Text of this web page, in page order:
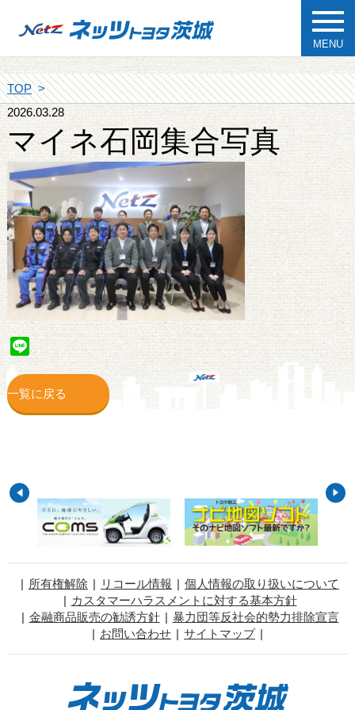
MENU
TOP
2026.03.28
マイネ石岡集合写真
Line
一覧に戻る
所有権解除 リコール情報
個人情報の取り扱いについて
カスタマーハラスメントに対する基本方針
金融商品販売の勧誘方針
暴力団等反社会的勢力排除宣言
お問い合わせ
サイトマップ